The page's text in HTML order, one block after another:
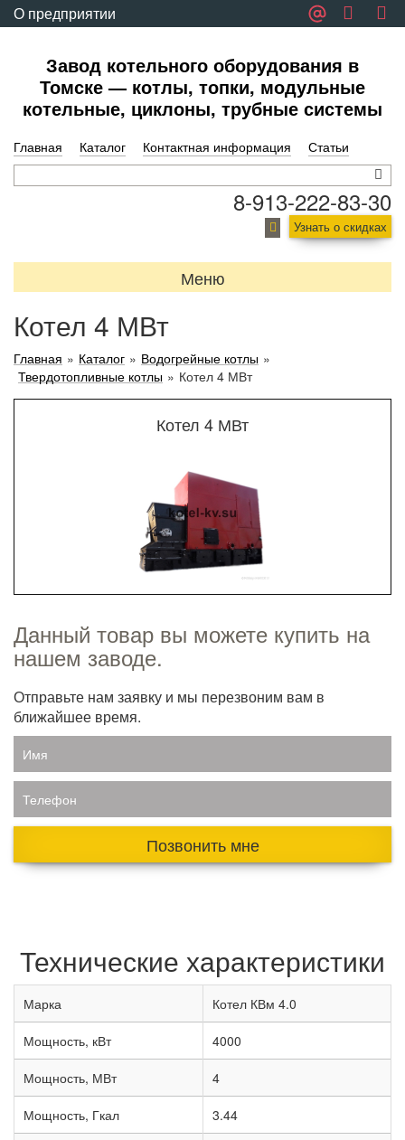
О предприятии
Завод котельного оборудования в
Томске — котлы, топки, модульные
котельные, циклоны, трубные системы
Главная Каталог Контактная информация Статьи
8-913-222-83-30
Узнать о скидках
Меню
Котел 4 МВт
Главная » Каталог » Водогрейные котлы »
Твердотопливные котлы » Котел 4 МВт
Котел 4 МВт
Данный товар вы можете купить на
нашем заводе.
Отправьте нам заявку и мы перезвоним вам в
ближайшее время.
Имя
Телефон
Позвонить мне
Технические характеристики
Марка Котел КВм 4.0
Мощность, кВт 4000
Мощность, МВт 4
Мощность, Гкал 3.44